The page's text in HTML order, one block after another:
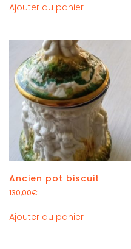
Ajouter au panier
Ancien pot biscuit
130,00€
Ajouter au panier